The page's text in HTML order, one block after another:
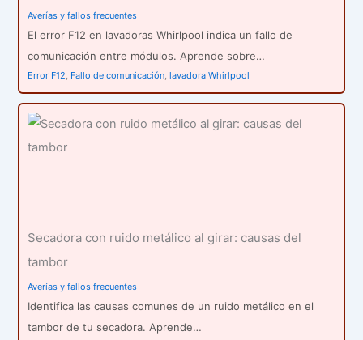
Averías y fallos frecuentes
El error F12 en lavadoras Whirlpool indica un fallo de
comunicación entre módulos. Aprende sobre…
Error F12, Fallo de comunicación,lavadora Whirlpool
Secadora con ruido metálico al girar: causas del
tambor
Averías y fallos frecuentes
Identifica las causas comunes de un ruido metálico en el
tambor de tu secadora. Aprende…